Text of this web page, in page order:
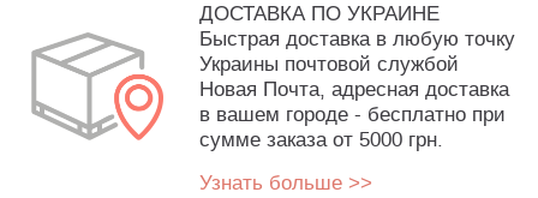
ДОСТАВКА ПО УКРАИНЕ
Быстрая доставка в любую точку
Украины почтовой службой
Новая Почта, адресная доставка
в вашем городе - бесплатно при
сумме заказа от 5000 грн.
Узнать больше >>